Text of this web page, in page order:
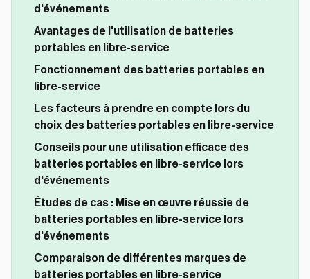
d'événements
Avantages de l'utilisation de batteries
portables en libre-service
Fonctionnement des batteries portables en
libre-service
Les facteurs à prendre en compte lors du
choix des batteries portables en libre-service
Conseils pour une utilisation efficace des
batteries portables en libre-service lors
d'événements
Études de cas : Mise en œuvre réussie de
batteries portables en libre-service lors
d'événements
Comparaison de différentes marques de
batteries portables en libre-service